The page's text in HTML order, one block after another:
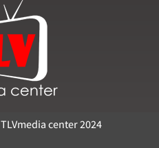
TLVmedia center 2024 © טי.אל.וי מדיה סנטר